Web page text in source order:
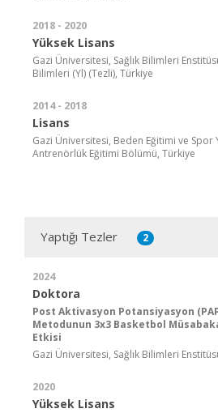
2018 - 2020
Yüksek Lisans
Gazi Üniversitesi, Sağlık Bilimleri
Bilimleri (Yl) (Tezli), Türkiye
2014 - 2018
Lisans
Gazi Üniversitesi, Beden Eğitimi ve Spor
Antrenörlük Eğitimi Bölümü, Türkiye
Yaptığı Tezler 2
2024
Doktora
Post Aktivasyon Potansiyasyon
Metodunun 3x3 Basketbol
Etkisi
Gazi Üniversitesi, Sağlık Bilimleri
2020
Yüksek Lisans